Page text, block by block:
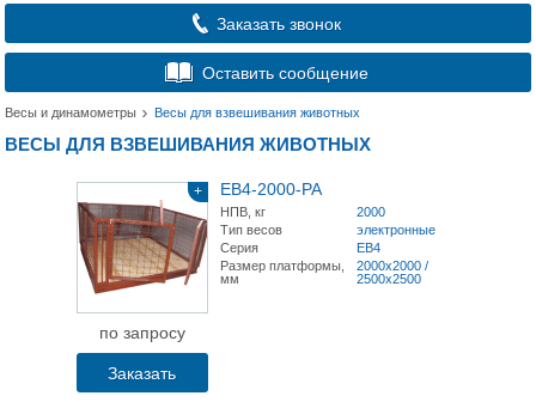
Заказать звонок
Оставить сообщение
Весы и динамометры Весы для взвешивания животных
ВЕСЫ ДЛЯ ВЗВЕШИВАНИЯ ЖИВОТНЫХ
+
по запросу
Заказать
ЕВ4-2000-РА
НПВ, кг
2000
Тип весов
электронные
Серия
ЕВ4
Размер платформы,
мм
2000х2000 /
2500х2500